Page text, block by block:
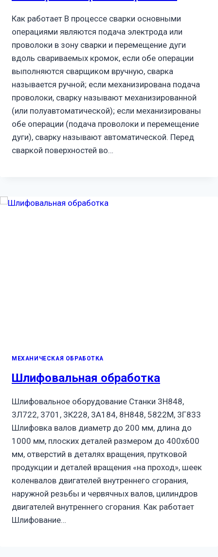
Как работает В процессе сварки основными
операциями являются подача электрода или
проволоки в зону сварки и перемещение дуги
вдоль свариваемых кромок, если обе операции
выполняются сварщиком вручную, сварка
называется ручной; если механизирована подача
проволоки, сварку называют механизированной
(или полуавтоматической); если механизированы
обе операции (подача проволоки и перемещение
дуги), сварку называют автоматической. Перед
сваркой поверхностей во…
МЕХАНИЧЕСКАЯ ОБРАБОТКА
Шлифовальная обработка
Шлифовальное оборудование Станки 3Н848,
3Л722, 3701, 3К228, 3А184, 8Н848, 5822М, 3Г833
Шлифовка валов диаметр до 200 мм, длина до
1000 мм, плоских деталей размером до 400х600
мм, отверстий в деталях вращения, прутковой
продукции и деталей вращения «на проход», шеек
коленвалов двигателей внутреннего сгорания,
наружной резьбы и червячных валов, цилиндров
двигателей внутреннего сгорания. Как работает
Шлифование…